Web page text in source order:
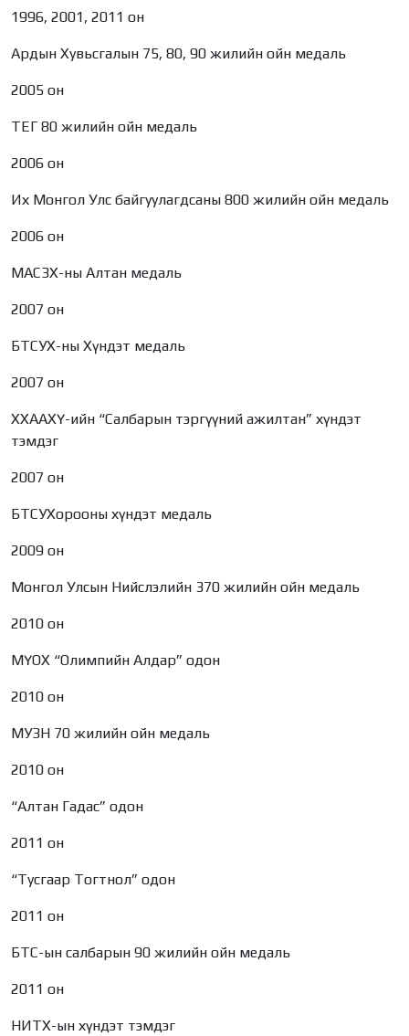
1996, 2001, 2011 он
Ардын Хувьсгалын 75, 80, 90 жилийн ойн медаль
2005 он
ТЕГ 80 жилийн ойн медаль
2006 он
Их Монгол Улс байгуулагдсаны 800 жилийн ойн медаль
2006 он
МАСЗХ-ны Алтан медаль
2007 он
БТСУХ-ны Хүндэт медаль
2007 он
ХХААХҮ-ийн “Салбарын тэргүүний ажилтан” хүндэт
тэмдэг
2007 он
БТСУХорооны хүндэт медаль
2009 он
Монгол Улсын Нийслэлийн 370 жилийн ойн медаль
2010 он
МҮОХ “Олимпийн Алдар” одон
2010 он
МУЗН 70 жилийн ойн медаль
2010 он
“Алтан Гадас” одон
2011 он
“Тусгаар Тогтнол” одон
2011 он
БТС-ын салбарын 90 жилийн ойн медаль
2011 он
НИТХ-ын хүндэт тэмдэг